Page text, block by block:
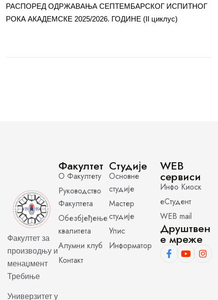
РАСПОРЕД ОДРЖАВАЊА СЕПТЕМБАРСКОГ ИСПИТНОГ
РОКА АКАДЕМСКЕ 2025/2026. ГОДИНЕ (II циклус)
Факултет за
производњу и
менаџмент
Требиње
Универзитет у
Факултет
О Факултету
Руководство
Факултета
Обезбјеђење
квалитета
Алумни клуб
Контакт
Студије
Основне
студије
Мастер
студије
Упис
Информатор
WEB
сервиси
Инфо Киоск
еСтудент
WEB mail
Друштвен
е мреже